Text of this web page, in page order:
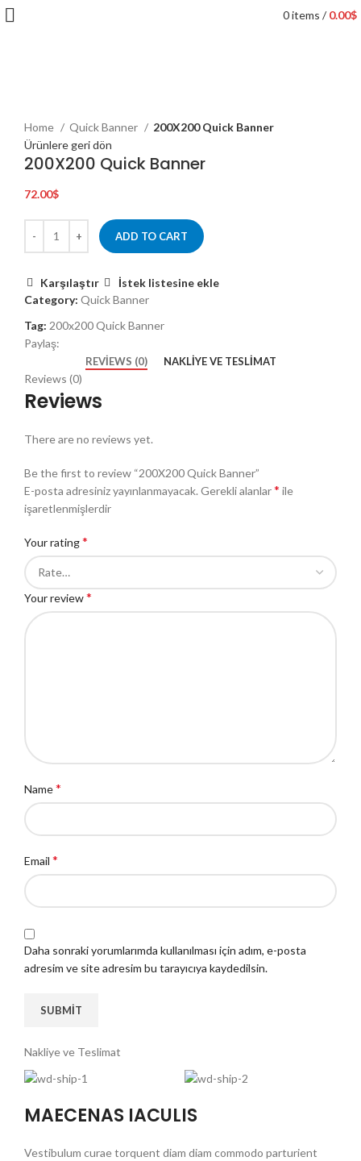
0items / 0.00$
Home
Quick Banner
200X200 Quick Banner
Ürünlere geri dön
200X200 Quick Banner
72.00$
ADD TO CART
Karşılaştır
İstek listesine ekle
Category: Quick Banner
Tag: 200x200 Quick Banner
Paylaş:
REVIEWS (0) NAKLIYE VE TESLIMAT
Reviews (0)
Reviews
There are no reviews yet.
Be the first to review “200X200 Quick Banner”
E-posta adresiniz yayınlanmayacak. Gerekli alanlar* ile
işaretlenmişlerdir
Your rating*
Your review*
Name*
Email *
Daha sonraki yorumlarımda kullanılması için adım, e-posta
adresim ve site adresim bu tarayıcıya kaydedilsin.
Nakliye ve Teslimat
MAECENAS IACULIS
Vestibulum curae torquent diam diam commodo parturient